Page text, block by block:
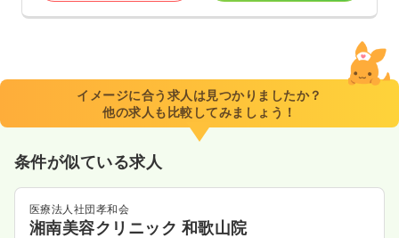
イメージに合う求人は見つかりましたか？
他の求人も比較してみましょう！
条件が似ている求人
医療法人社団孝和会
湘南美容クリニック 和歌山院